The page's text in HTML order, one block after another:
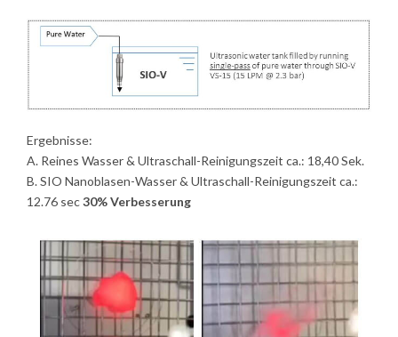
Ergebnisse:
A. Reines Wasser & Ultraschall-Reinigungszeit ca.: 18,40 Sek.
B. SIO Nanoblasen-Wasser & Ultraschall-Reinigungszeit ca.:
12.76 sec30% Verbesserung